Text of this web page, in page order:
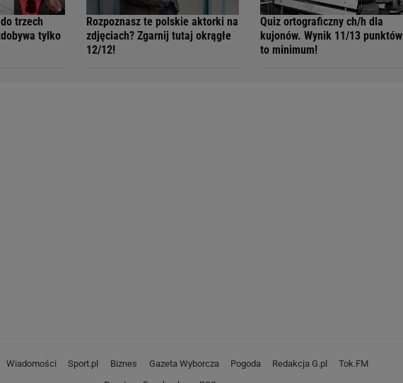
trzech
tylko
Rozpoznasz te polskie aktorki na
zdjęciach? Zgarnij tutaj okrągłe
12/12!
Quiz ortograficzny ch/h dla
kujonów. Wynik 11/13 punktów
to minimum!
Wiadomości Sport.pl Biznes Gazeta Wyborcza Pogoda Redakcja G.pl
Tok.FM